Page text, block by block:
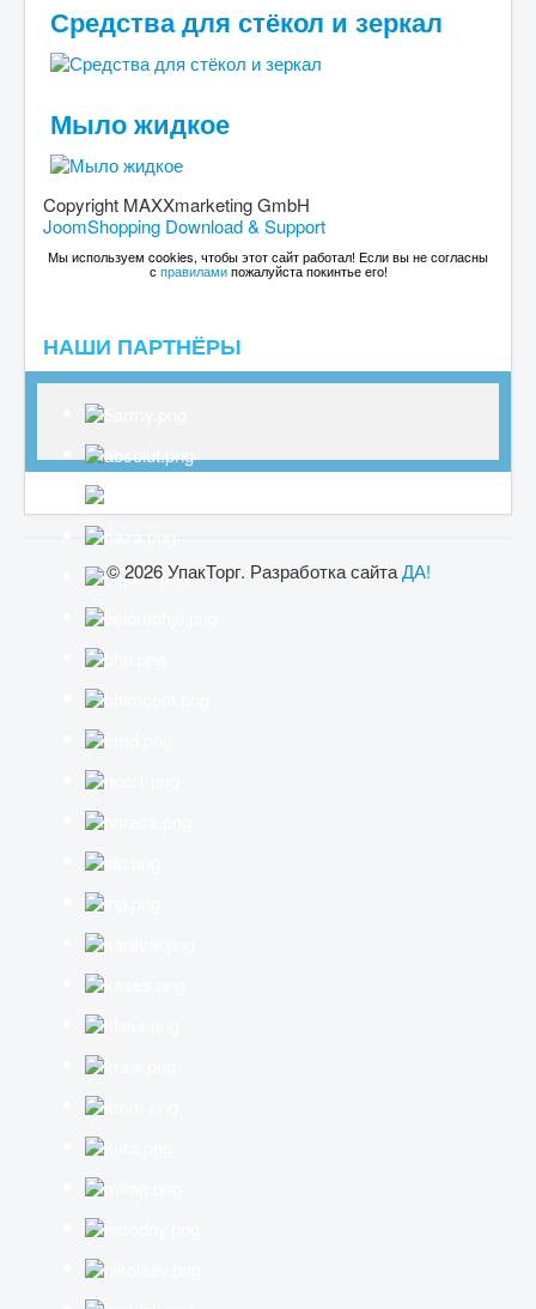
Средства для стёкол и зеркал
Мыло жидкое
Copyright MAXXmarketing GmbH
JoomShopping Download & Support
Мы используем cookies, чтобы этот сайт работал! Если вы не согласны
с правиламипожалуйста покинтье его!
НАШИ ПАРТНЁРЫ
© 2026 УпакТорг. Разработка сайтаДА!